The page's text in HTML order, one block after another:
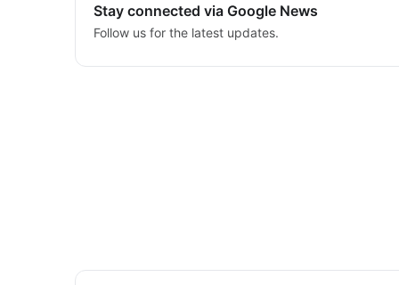
Stay connected via Google News
Follow us for the latest updates.